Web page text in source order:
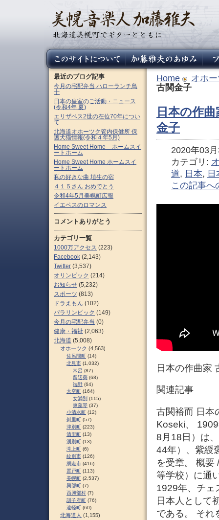
Home
オホ
古関金子
日本の作
金子
2020年03
カテゴリ:
道, 日本,
この記事へ
日本の作曲家
関連記事
古関裕而 日本
Koseki、
8月18日）は
44年）、紫綬
を受章。 概要
等学校）に通
1929年、チェ
日本人として
である。 それ
最近のブログ記事
今月の宅配弁当 ハローランチ鳥
十
日本の皇室のご活動・ニュース
(令和4年 夏)
エリザベス2世の在位70年につい
て
北海道オホーツク管内保健所 保
護犬猫情報(令和４年5月)
Home Sweet Home – ホームスイ
ートホーム
Home Sweet Home ホームスイ
ートホーム
私の好きな曲 埴生の宿
４１５さん おめでとう
令和4年5月美幌町広報
イエペスのロマンス
コメントありがとう
カテゴリ一覧
1000万アクセス (223)
Facebook (2,143)
Twitter (3,537)
オリンピック (214)
お知らせ (5,232)
スポーツ (813)
ドラえもん (102)
パラリンピック (149)
今月の宅配弁当 (0)
健康・福祉 (2,063)
北海道 (5,008)
オホーツク (4,563)
佐呂間町 (14)
北見市 (1,032)
常呂 (87)
留辺蘂 (68)
端野 (64)
大空町 (164)
女満別 (115)
東藻琴 (37)
小清水町 (12)
斜里町 (57)
津別町 (223)
清里町 (13)
湧別町 (13)
滝上町 (6)
紋別市 (126)
網走市 (416)
置戸町 (113)
美幌町 (2,537)
興部町 (7)
西興部村 (7)
訓子府町 (76)
遠軽町 (60)
北海道人 (1,155)